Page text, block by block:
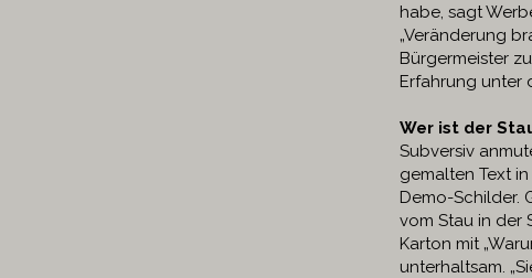
habe, sagt
„Veränderung
Bürgermeister
Erfahrung unter
Wer ist der
Subversiv
gemalten Text
Demo-Schilder.
vom Stau in der
Karton mit
unterhaltsam.